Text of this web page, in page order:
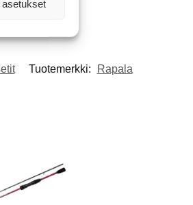
asetukset
Tuotemerkki: Rapala